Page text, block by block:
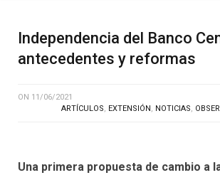
Independencia del Banco
antecedentes y reformas
ON 11/06/2021
ARTÍCULOS, EXTENSIÓN, NOTICIAS,
Una primera propuesta de cambio a